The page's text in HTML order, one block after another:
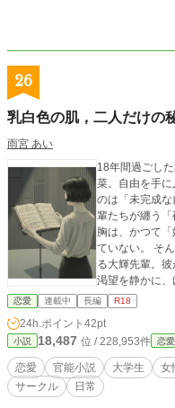
26
乳白色の肌，二人だけの
雨宮 あい
18年間過ごし
菜。自由を手
のは「未完成
輩たちが纏う
胸は、かつて
ていない。 そんな彼女を雨から守り、どこまでも誠実に接す
る大輝先輩。
渇望を静かに、
恋愛 連載中 長編 R18
24h.ポイント 42pt
小説 18,487 位 / 228,953件 恋愛
恋愛 官能小説 大学生 女
サークル
日常